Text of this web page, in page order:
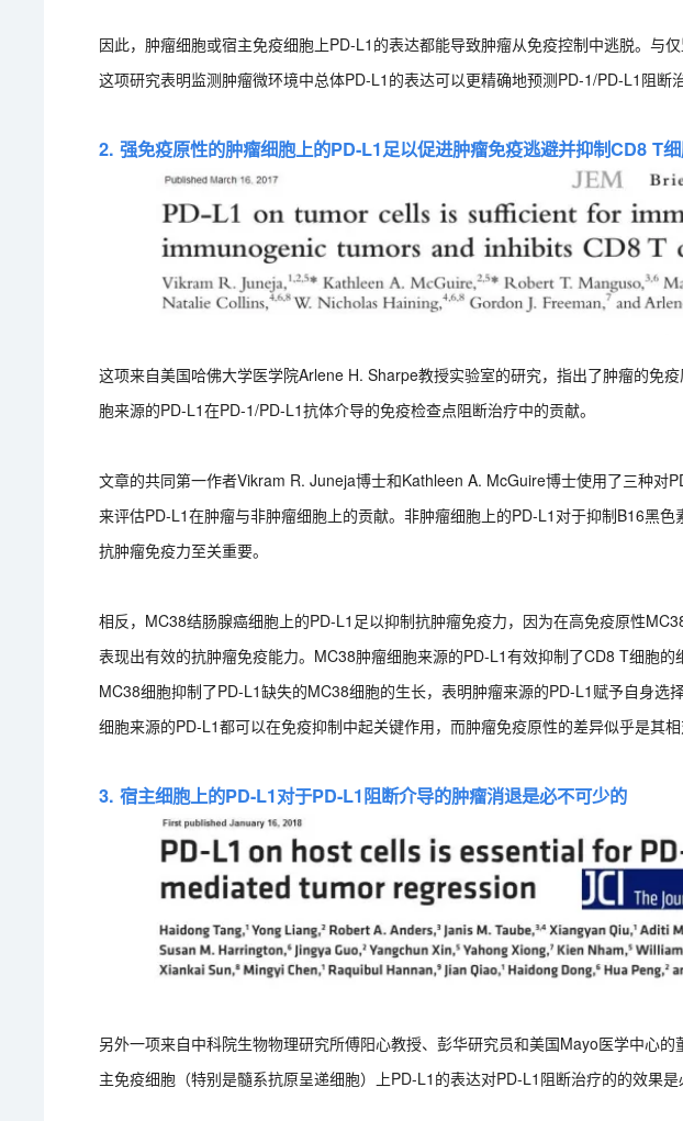
因此，肿瘤细胞或宿主免疫细胞上PD-L1的表达都能导致肿瘤从免疫控制中逃脱。与
这项研究表明监测肿瘤微环境中总体PD-L1的表达可以更精确地预测PD-1/PD-L1阻断
2. 强免疫原性的肿瘤细胞上的PD-L1足以促进肿瘤免疫逃避并抑制CD8 T
这项来自美国哈佛大学医学院Arlene H. Sharpe教授实验室的研究，指出了肿瘤的免
胞来源的PD-L1在PD-1/PD-L1抗体介导的免疫检查点阻断治疗中的贡献。
文章的共同第一作者Vikram R. Juneja博士和Kathleen A. McGuire博士使用了三种对
来评估PD-L1在肿瘤与非肿瘤细胞上的贡献。非肿瘤细胞上的PD-L1对于抑制B16黑
抗肿瘤免疫力至关重要。
相反，MC38结肠腺癌细胞上的PD-L1足以抑制抗肿瘤免疫力，因为在高免疫原性
表现出有效的抗肿瘤免疫能力。MC38肿瘤细胞来源的PD-L1有效抑制了CD8 T细胞的
MC38细胞抑制了PD-L1缺失的MC38细胞的生长，表明肿瘤来源的PD-L1赋予自身选
细胞来源的PD-L1都可以在免疫抑制中起关键作用，而肿瘤免疫原性的差异似乎是其相
3. 宿主细胞上的PD-L1对于PD-L1阻断介导的肿瘤消退是必不可少的
另外一项来自中科院生物物理研究所傅阳心教授、彭华研究员和美国Mayo医学中心
主免疫细胞（特别是髓系抗原呈递细胞）上PD-L1的表达对PD-L1阻断治疗的的效果是